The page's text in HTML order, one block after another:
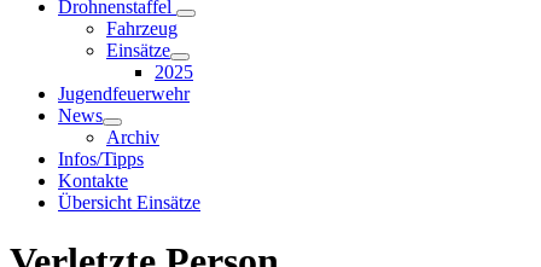
Drohnenstaffel
Fahrzeug
Einsätze
2025
Jugendfeuerwehr
News
Archiv
Infos/Tipps
Kontakte
Übersicht Einsätze